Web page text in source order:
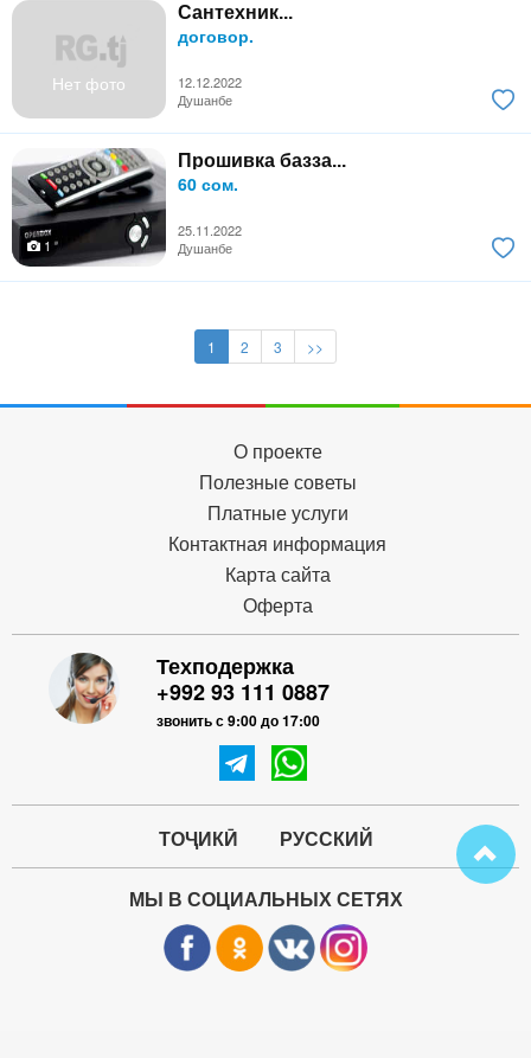
Нет фото
Сантехник...
договор.
12.12.2022
Душанбе
Прошивка базза...
60 сом.
25.11.2022
1
Душанбе
1 2 3 >>
О проекте
Полезные советы
Платные услуги
Контактная информация
Карта сайта
Оферта
Техподержка
+992 93 111 0887
звонить с 9:00 до 17:00
ТОҶИКӢ РУССКИЙ
МЫ В СОЦИАЛЬНЫХ СЕТЯХ